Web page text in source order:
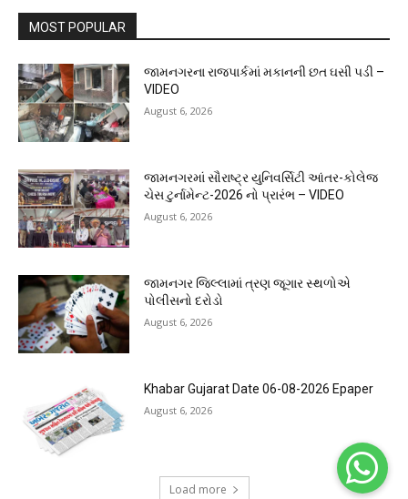
MOST POPULAR
જામનગરના રાજપાર્કમાં મકાનની છત ઘસી પડી –
VIDEO
August 6, 2026
જામનગરમાં સૌરાષ્ટ્ર યુનિવર્સિટી આંતર-કોલેજ
ચેસ ટુર્નામેન્ટ-2026 નો પ્રારંભ – VIDEO
August 6, 2026
જામનગર જિલ્લામાં ત્રણ જૂગાર સ્થળોએ
પોલીસનો દરોડો
August 6, 2026
Khabar Gujarat Date 06-08-2026 Epaper
August 6, 2026
Load more